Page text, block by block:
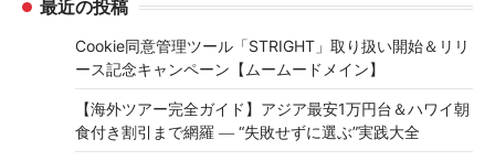
最近の投稿
Cookie同意管理ツール「STRIGHT」取り扱い開始＆リリ
ース記念キャンペーン【ムームードメイン】
【海外ツアー完全ガイド】アジア最安1万円台＆ハワイ朝
食付き割引まで網羅 ― “失敗せずに選ぶ”実践大全